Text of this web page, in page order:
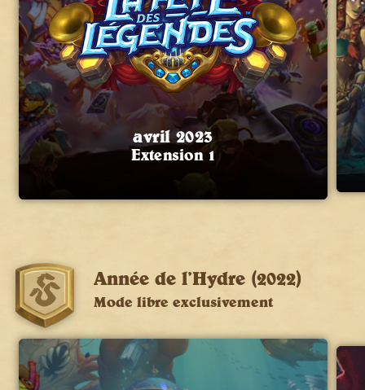
avril 2023
Extension 1
Année de l’Hydre (2022)
Mode libre exclusivement